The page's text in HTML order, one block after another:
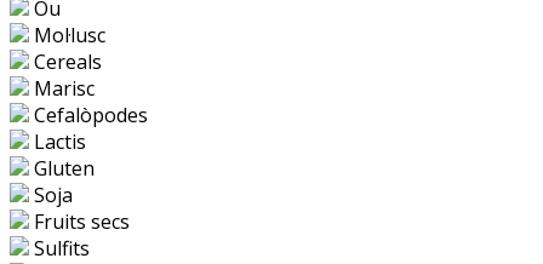
Ou
Mol·lusc
Cereals
Marisc
Cefalòpodes
Lactis
Gluten
Soja
Fruits secs
Sulfits